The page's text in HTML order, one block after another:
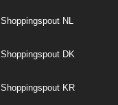
Shoppingspout NL
Shoppingspout DK
Shoppingspout KR